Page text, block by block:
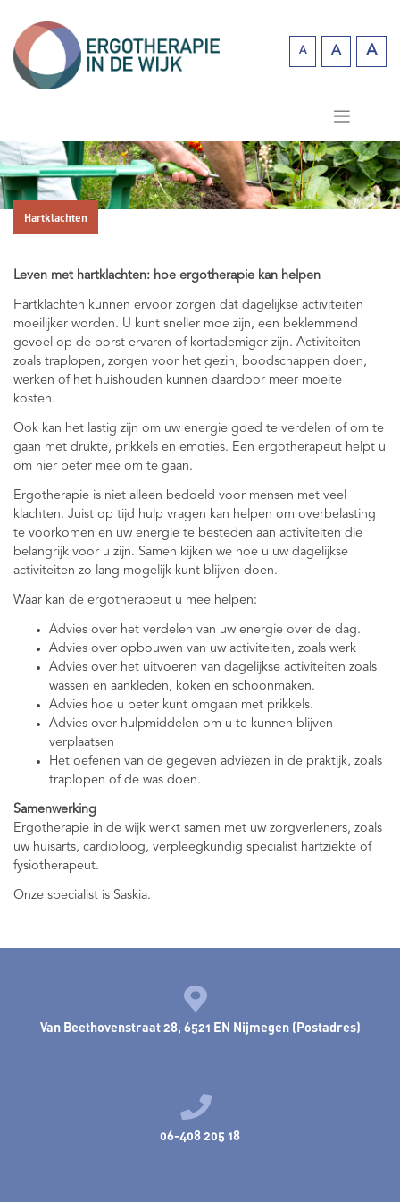
content
A
font size.
A
font
size.
A
Hartklachten
Leven met hartklachten: hoe ergotherapie kan helpen
Hartklachten kunnen ervoor zorgen dat dagelijkse activiteiten
moeilijker worden. U kunt sneller moe zijn, een beklemmend
gevoel op de borst ervaren of kortademiger zijn. Activiteiten
zoals traplopen, zorgen voor het gezin, boodschappen doen,
werken of het huishouden kunnen daardoor meer moeite
kosten.
Ook kan het lastig zijn om uw energie goed te verdelen of om te
gaan met drukte, prikkels en emoties. Een ergotherapeut helpt u
om hier beter mee om te gaan.
Ergotherapie is niet alleen bedoeld voor mensen met veel
klachten. Juist op tijd hulp vragen kan helpen om overbelasting
te voorkomen en uw energie te besteden aan activiteiten die
belangrijk voor u zijn. Samen kijken we hoe u uw dagelijkse
activiteiten zo lang mogelijk kunt blijven doen.
Waar kan de ergotherapeut u mee helpen:
Advies over het verdelen van uw energie over de dag.
Advies over opbouwen van uw activiteiten, zoals werk
Advies over het uitvoeren van dagelijkse activiteiten zoals
wassen en aankleden, koken en schoonmaken.
Advies hoe u beter kunt omgaan met prikkels.
Advies over hulpmiddelen om u te kunnen blijven
verplaatsen
Het oefenen van de gegeven adviezen in de praktijk, zoals
traplopen of de was doen.
Samenwerking
Ergotherapie in de wijk werkt samen met uw zorgverleners, zoals
uw huisarts, cardioloog, verpleegkundig specialist hartziekte of
fysiotherapeut.
Onze specialist is Saskia.
Van Beethovenstraat 28, 6521 EN Nijmegen (Postadres)
06-408 205 18